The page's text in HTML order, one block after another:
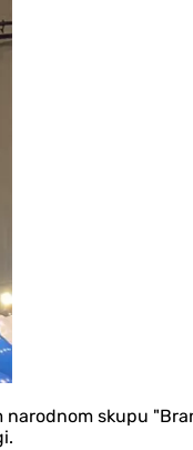
skupu